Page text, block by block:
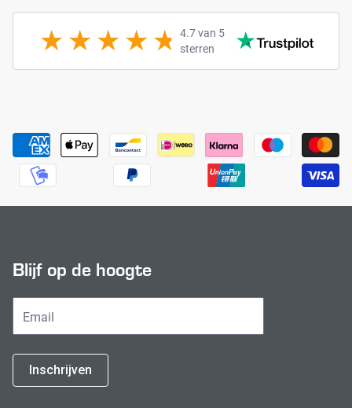
4.7 van 5
sterren
Payment methods
Blijf op de hoogte
Inschrijven